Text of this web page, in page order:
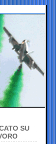
SU